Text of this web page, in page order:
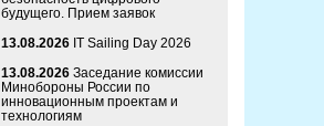
будущего. Прием заявок
13.08.2026 IT Sailing Day 2026
13.08.2026 Заседание комиссии
Минобороны России по
инновационным проектам и
технологиям